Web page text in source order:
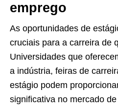
emprego
As oportunidades de
cruciais para a carreira de
Universidades que
a indústria, feiras de
estágio podem
significativa no mercado